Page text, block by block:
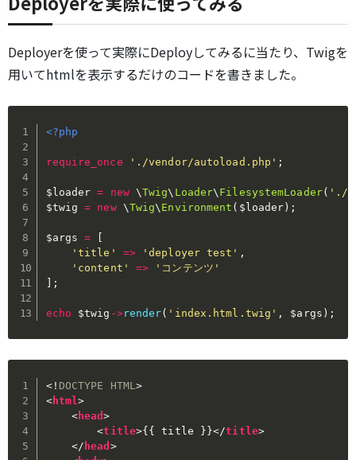
Deployerを使って実際にDeployしてみるに当たり、Twigを
用いてhtmlを表示するだけのコードを書きました。
<?php
require_once './vendor/autoload.php' ;
$loader = new \Twig\ Loader\ FilesystemLoader( './
$twig
= new \Twig\ Environment ( $loader ) ;
$args =
'title'
=> 'deployer test' ,
'content'
=>
'コンテンツ'
;
echo $twig ->render( 'index.html.twig' , $args ) ;
<! DOCTYPE HTML >
<html>
< head>
<title>{{ title }}</title>
</ head >